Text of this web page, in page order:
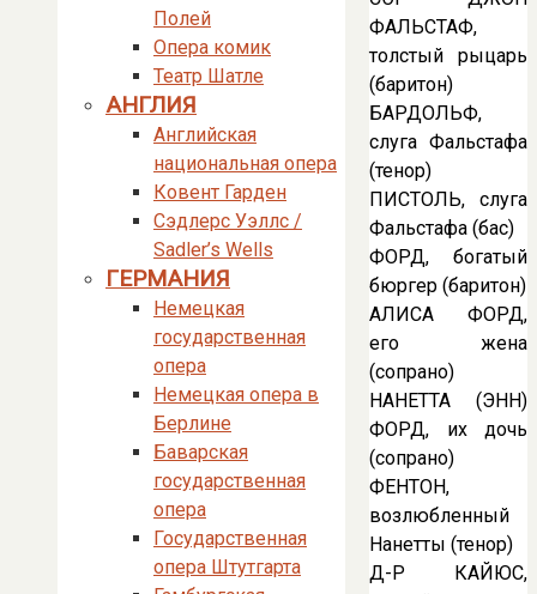
ФАЛЬСТАФ,
толстый рыцарь
(баритон)
БАРДОЛЬФ,
слуга Фальстафа
(тенор)
ПИСТОЛЬ, слуга
Фальстафа (бас)
ФОРД, богатый
бюргер (баритон)
АЛИСА ФОРД,
его жена
(сопрано)
НАНЕТТА (ЭНН)
ФОРД, их дочь
(сопрано)
ФЕНТОН,
возлюбленный
Нанетты (тенор)
Д-Р КАЙЮС,
Полей
Опера комик
Театр Шатле
АНГЛИЯ
Английская
национальная опера
Ковент Гарден
Сэдлерс Уэллс /
Sadler’s Wells
ГЕРМАНИЯ
Немецкая
государственная
опера
Немецкая опера в
Берлине
Баварская
государственная
опера
Государственная
опера Штутгарта